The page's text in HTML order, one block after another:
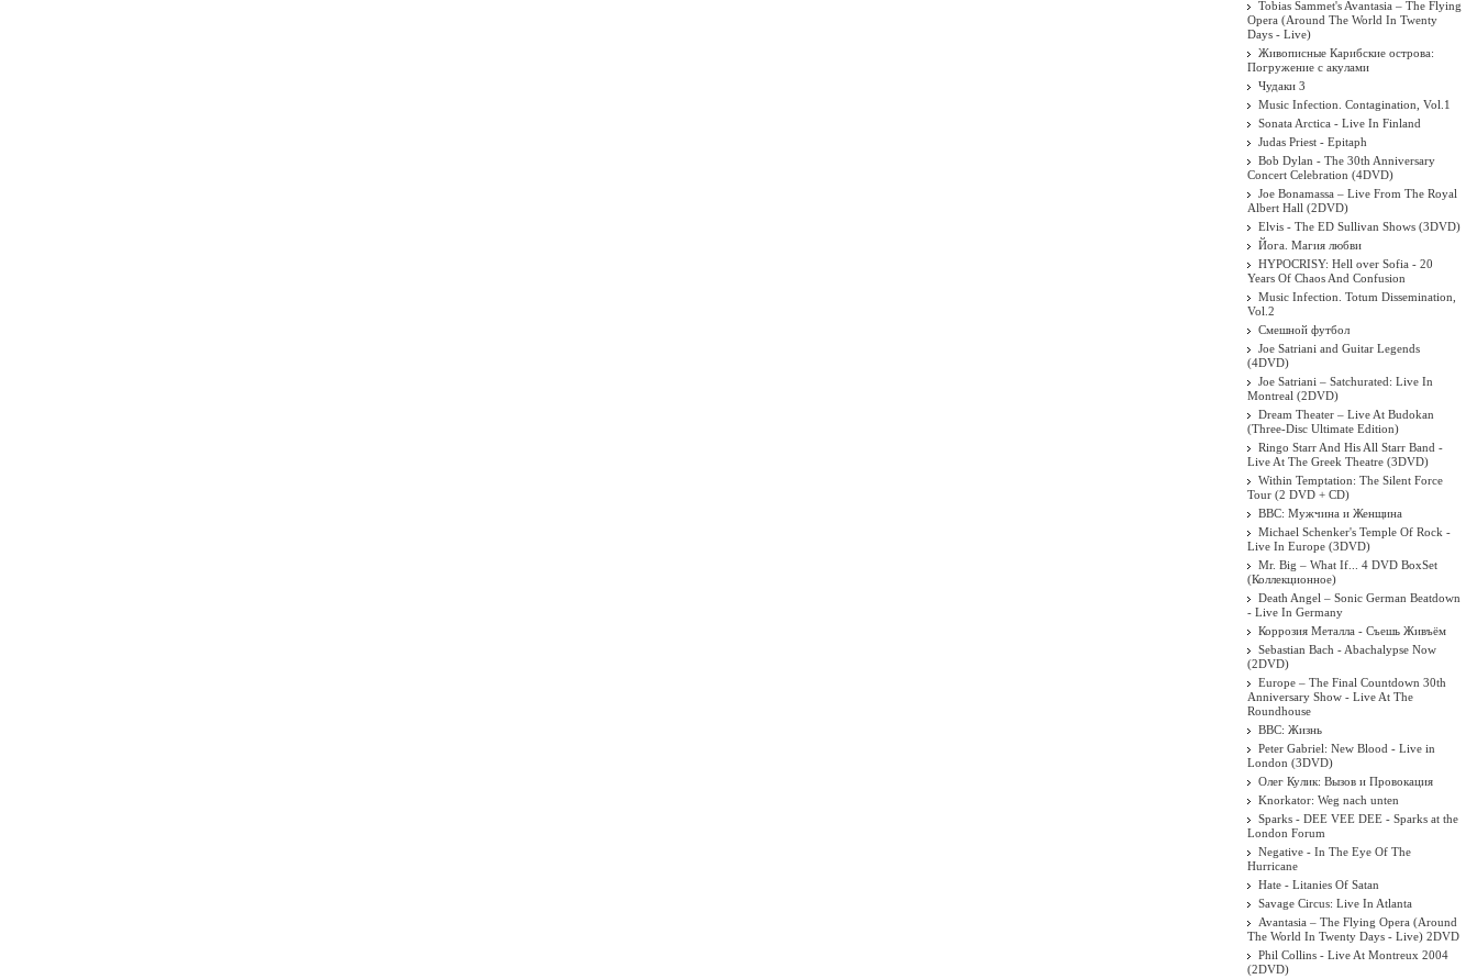
Tobias Sammet's Avantasia – The Flying
Opera (Around The World In Twenty
Days - Live)
Живописные Карибские острова:
Погружение с акулами
Чудаки 3
Music Infection. Contagination, Vol.1
Sonata Arctica - Live In Finland
Judas Priest - Epitaph
Bob Dylan - The 30th Anniversary
Concert Celebration (4DVD)
Joe Bonamassa – Live From The Royal
Albert Hall (2DVD)
Elvis - The ED Sullivan Shows (3DVD)
Йога. Магия любви
HYPOCRISY: Hell over Sofia - 20
Years Of Chaos And Confusion
Music Infection. Totum Dissemination,
Vol.2
Смешной футбол
Joe Satriani and Guitar Legends
(4DVD)
Joe Satriani – Satchurated: Live In
Montreal (2DVD)
Dream Theater ‎– Live At Budokan
(Three-Disc Ultimate Edition)
Ringo Starr And His All Starr Band -
Live At The Greek Theatre (3DVD)
Within Temptation: The Silent Force
Tour (2 DVD + CD)
BBC: Мужчина и Женщина
Michael Schenker's Temple Of Rock -
Live In Europe (3DVD)
Mr. Big – What If... 4 DVD BoxSet
(Коллекционное)
Death Angel ‎– Sonic German Beatdown
- Live In Germany
Коррозия Металла - Съешь Живъём
Sebastian Bach - Abachalypse Now
(2DVD)
Europe – The Final Countdown 30th
Anniversary Show - Live At The
Roundhouse
BBC: Жизнь
Peter Gabriel: New Blood - Live in
London (3DVD)
Олег Кулик: Вызов и Провокация
Knorkator: Weg nach unten
Sparks - DEE VEE DEE - Sparks at the
London Forum
Negative - In The Eye Of The
Hurricane
Hate - Litanies Of Satan
Savage Circus: Live In Atlanta
Avantasia – The Flying Opera (Around
The World In Twenty Days - Live) 2DVD
Phil Collins - Live At Montreux 2004
(2DVD)